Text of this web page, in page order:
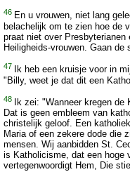
46 En u vrouwen, niet lang
belachelijk om te zien hoe de
praat niet over
Heiligheids-vrouwen. Gaan de
47
Ik heb een kruisje voor in
"Billy, weet je dat dit een
48
Ik zei: "Wanneer kregen
Dat is geen embleem van
christelijk geloof. Een
Maria of een zekere dode die
mensen. Wij aanbidden St.
is Katholicisme, dat een hoge
vertegenwoordigt Hem, Die